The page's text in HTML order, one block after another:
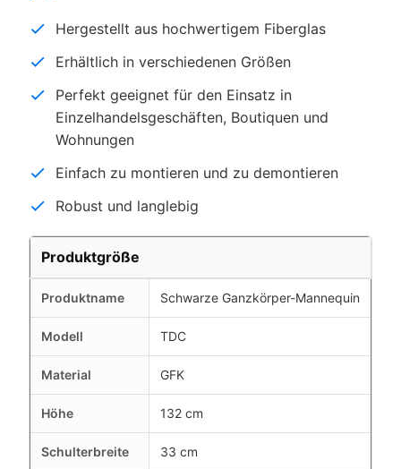
Hergestellt aus hochwertigem Fiberglas
Erhältlich in verschiedenen Größen
Perfekt geeignet für den Einsatz in
Einzelhandelsgeschäften, Boutiquen und
Wohnungen
Einfach zu montieren und zu demontieren
Robust und langlebig
Produktgröße
Produktname Schwarze Ganzkörper-Mannequin
Modell TDC
Material GFK
Höhe 132 cm
Schulterbreite 33 cm